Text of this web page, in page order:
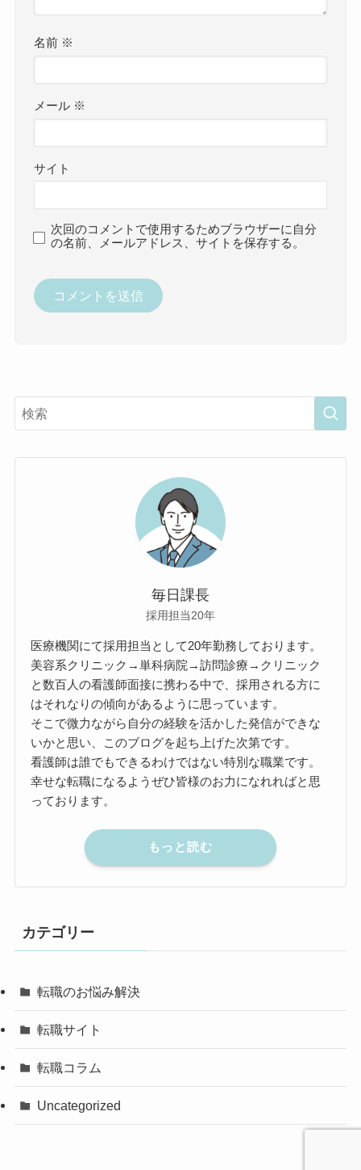
名前 ※
メール ※
サイト
次回のコメントで使用するためブラウザーに自分
の名前、メールアドレス、サイトを保存する。
毎日課長
採用担当20年
医療機関にて採用担当として20年勤務しております。
美容系クリニック→単科病院→訪問診療→クリニック
と数百人の看護師面接に携わる中で、採用される方に
はそれなりの傾向があるように思っています。
そこで微力ながら自分の経験を活かした発信ができな
いかと思い、このブログを起ち上げた次第です。
看護師は誰でもできるわけではない特別な職業です。
幸せな転職になるようぜひ皆様のお力になれればと思
っております。
もっと読む
カテゴリー
転職のお悩み解決
転職サイト
転職コラム
Uncategorized